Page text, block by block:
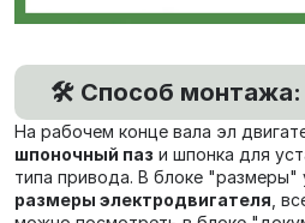
🛠️ Способ монтажа:
На рабочем конце вала эл
шпоночный паз и шпонка для
типа привода. В блоке "размеры"
размеры электродвигателя ,